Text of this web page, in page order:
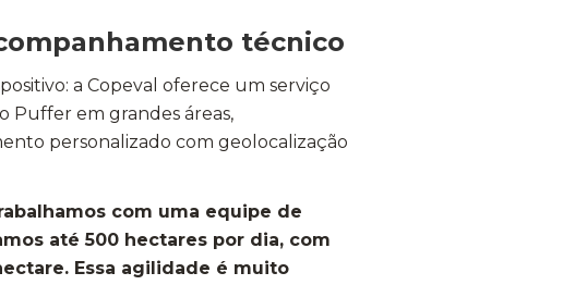
técnico
a Copeval oferece um serviço
Puffer em grandes áreas,
personalizado com geolocalização
com uma equipe de
até 500 hectares por dia, com
Essa agilidade é muito